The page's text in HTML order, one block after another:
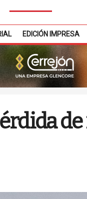
EDICIÓN IMPRESA